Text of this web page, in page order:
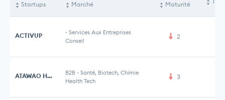
Startups Marché Maturité
ACTIVUP - Services Aux Entreprises
Conseil
2
ATAWAO HEALTHCARE B2B - Santé, Biotech, Chimie
Health Tech
3